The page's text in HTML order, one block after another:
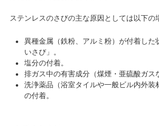
ステンレスのさびの主な原因としては以下の
異種金属（鉄粉、アルミ粉）が付着した
いさび」。
塩分の付着。
排ガス中の有害成分（煤煙・亜硫酸ガス
洗浄薬品（浴室タイルや一般ビル内外装
の付着。